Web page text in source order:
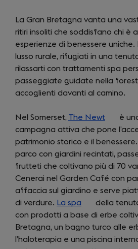
La Gran Bretagna vanta una
ritiri insoliti che soddisfano chi è
esperienze di benessere uniche.
lusso rurale, rifugiati in una
rilassarti con trattamenti spa
passeggiate guidate nella
accoglienti davanti al camino.
Nel Somerset, The Newt (opens
in
a
new
tab)
è
campagna attiva che pone
patrimonio storico e il
parco con giardini recintati,
frutteti che coltivano più di 70
Cenerai nel Garden Café con
affaccia sul giardino e serve
di verdure. La spa (opens
in
a
new
della
con prodotti a base di erbe
Bretagna, un bagno turco alle
l’haloterapia e una piscina